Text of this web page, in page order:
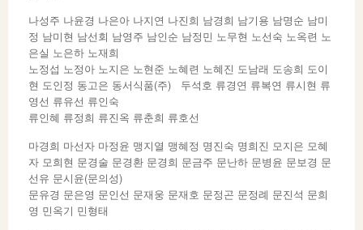
나성주 나윤경 나은아 나지연 나진희 남경희 남기용 남명순 남미
정 남미현 남선회 남영주 남인순 남정민 노무현 노선숙 노옥련 노
은실 노은하 노재희
노정섭 노정아 노지은 노현준 노혜련 노혜진 도남래 도송희 도이
현 도인정 동고은 동서식품(주) 두석호 류경연 류복연 류시현 류
영선 류유선 류인숙
류인혜 류정희 류진옥 류춘희 류호선
마경희 마선자 마정윤 맹지열 맹혜정 명진숙 명희진 모지은 모혜
자 모희현 문경술 문경환 문경희 문금주 문난하 문병윤 문보경 문
선유 문시윤(문의성)
문유경 문은영 문인선 문재웅 문재호 문정곤 문정례 문진석 문희
영 민옥기 민형태